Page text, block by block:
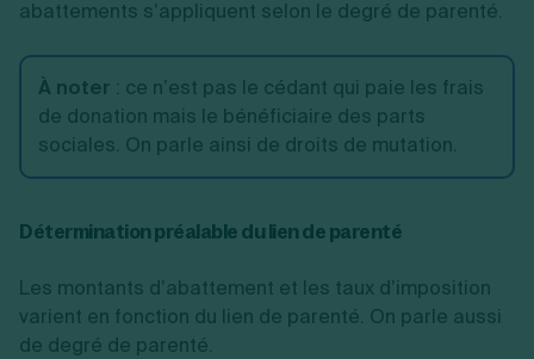
abattements s’appliquent selon le degré de parenté.
À noter : ce n’est pas le cédant qui paie les frais
de donation mais le bénéficiaire des parts
sociales. On parle ainsi de droits de mutation.
Détermination préalable du lien de parenté
Les montants d’abattement et les taux d’imposition
varient en fonction du lien de parenté. On parle aussi
de degré de parenté.